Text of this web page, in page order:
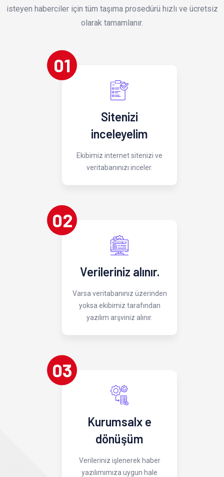
isteyen haberciler için tüm taşıma prosedürü hızlı ve ücretsiz
olarak tamamlanır.
01
Sitenizi
inceleyelim
Ekibimiz internet sitenizi ve
veritabanınızı inceler.
02
Verileriniz alınır.
Varsa veritabanınız üzerinden
yoksa ekibimiz tarafından
yazılım arşviniz alınır.
03
Kurumsalx e
dönüşüm
Verileriniz işlenerek haber
yazılımımıza uygun hale